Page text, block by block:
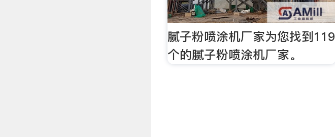
腻子粉喷涂机厂家为您找到119
个的腻子粉喷涂机厂家。